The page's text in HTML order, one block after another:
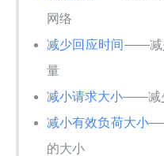
网络
减少回应时间——减
量
减小请求大小——减
减小有效负荷大小
的大小